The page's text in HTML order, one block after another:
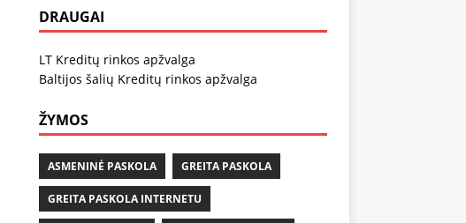
DRAUGAI
LT Kreditų rinkos apžvalga
Baltijos šalių Kreditų rinkos apžvalga
ŽYMOS
ASMENINĖ PASKOLA GREITA PASKOLA
GREITA PASKOLA INTERNETU